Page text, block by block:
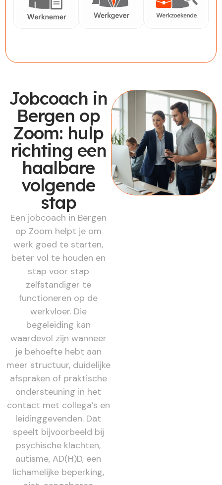
Jobcoach in
Bergen op
Zoom: hulp
richting een
haalbare
volgende
stap
Een jobcoach in Bergen
op Zoom helpt je om
werk goed te starten,
beter vol te houden en
stap voor stap
zelfstandiger te
functioneren op de
werkvloer. Die
begeleiding kan
waardevol zijn wanneer
je behoefte hebt aan
meer structuur, duidelijke
afspraken of praktische
ondersteuning in het
contact met collega’s en
leidinggevenden. Dat
speelt bijvoorbeeld bij
psychische klachten,
autisme, AD(H)D, een
lichamelijke beperking,